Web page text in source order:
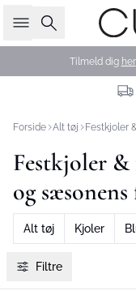
Søg
Tilmeld dig her
Forside Alt tøj Festkjoler
Festkjoler
og sæsonens
Alt tøj Kjoler
Filtre